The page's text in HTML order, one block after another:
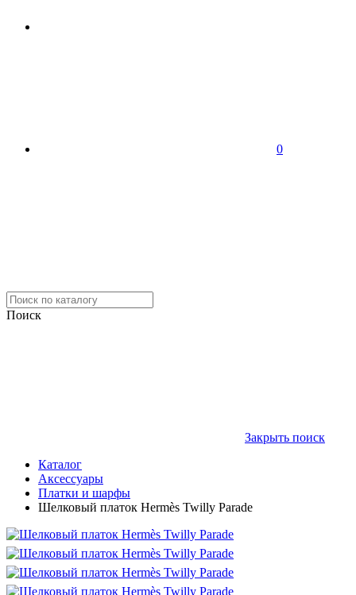
0
Поиск
Закрыть поиск
Каталог
Аксессуары
Платки и шарфы
Шелковый платок Hermès Twilly Parade